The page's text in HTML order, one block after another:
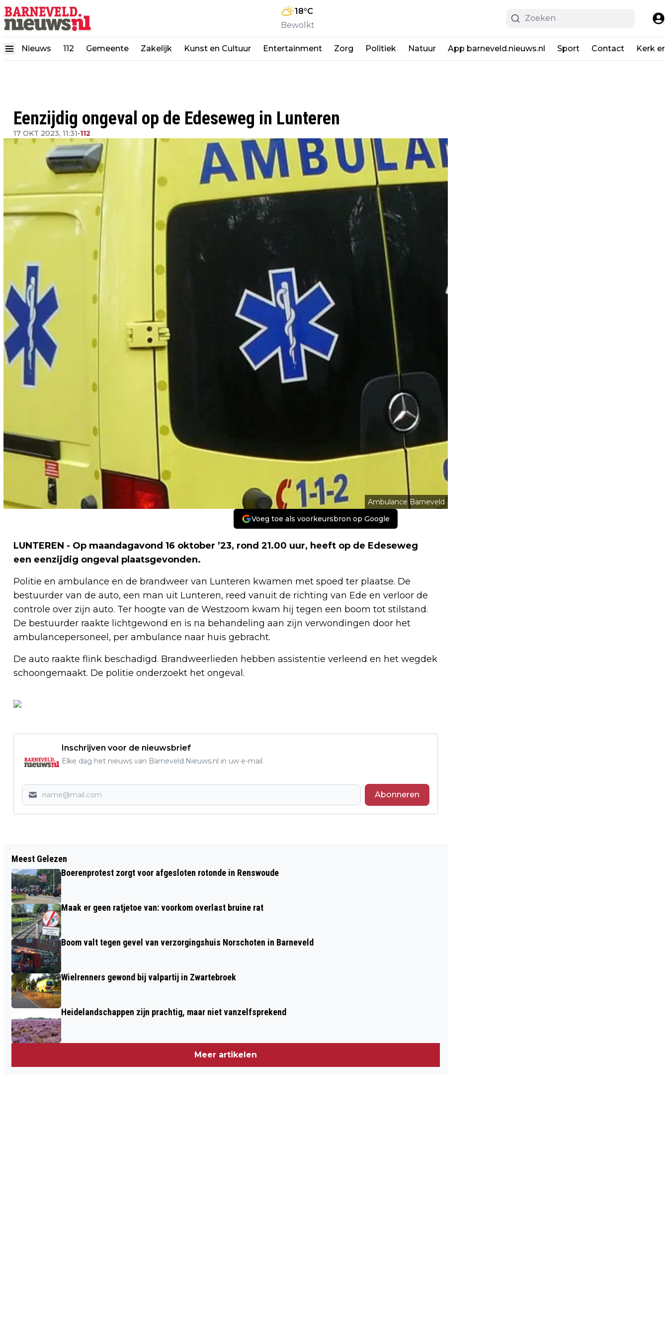
18°C
Bewolkt
Nieuws 112 Gemeente Zakelijk Kunst en Cultuur Entertainment Zorg Politiek Natuur App barneveld.nieuws.nl Sport Contact Kerk
Eenzijdig ongeval op de Edeseweg in Lunteren
17 OKT 2023, 11:31•112
Ambulance Barneveld
Voeg toe als voorkeursbron op Google
LUNTEREN - Op maandagavond 16 oktober ’23, rond 21.00 uur, heeft op de Edeseweg
een eenzijdig ongeval plaatsgevonden.
Politie en ambulance en de brandweer van Lunteren kwamen met spoed ter plaatse. De
bestuurder van de auto, een man uit Lunteren, reed vanuit de richting van Ede en verloor de
controle over zijn auto. Ter hoogte van de Westzoom kwam hij tegen een boom tot stilstand.
De bestuurder raakte lichtgewond en is na behandeling aan zijn verwondingen door het
ambulancepersoneel, per ambulance naar huis gebracht.
De auto raakte flink beschadigd. Brandweerlieden hebben assistentie verleend en het wegdek
schoongemaakt. De politie onderzoekt het ongeval.
Inschrijven voor de nieuwsbrief
Elke dag het nieuws van Barneveld.Nieuws.nl in uw e-mail.
Abonneren
BOEREND HART: IS ER GENOEG ETEN
VOOR ALLE 2 MILJOEN
GELDERLANDERS?
HELIKOPTERVLUCHT OVER EIGEN
Meest Gelezen
Boerenprotest zorgt voor afgesloten rotonde in Renswoude
Maak er geen ratjetoe van: voorkom overlast bruine rat
Boom valt tegen gevel van verzorgingshuis Norschoten in Barneveld
Wielrenners gewond bij valpartij in Zwartebroek
Heidelandschappen zijn prachtig, maar niet vanzelfsprekend
Meer artikelen